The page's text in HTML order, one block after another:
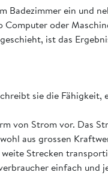
ein und
oder
ist das
sie die
von Strom vor. Das
aus grossen
Strecken
einfach und